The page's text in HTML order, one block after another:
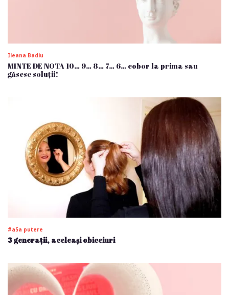
Ileana Badiu
MINTE DE NOTA 10… 9… 8… 7… 6… cobor la prima sau
găsesc soluții!
#a5a putere
3 generații, aceleași obiceiuri